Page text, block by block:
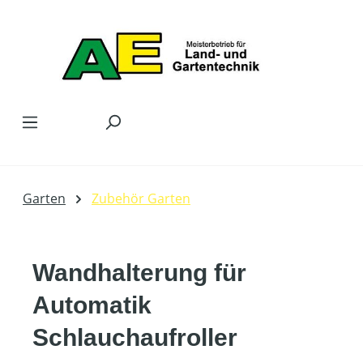
Garten Zubehör Garten
Wandhalterung für
Automatik
Schlauchaufroller